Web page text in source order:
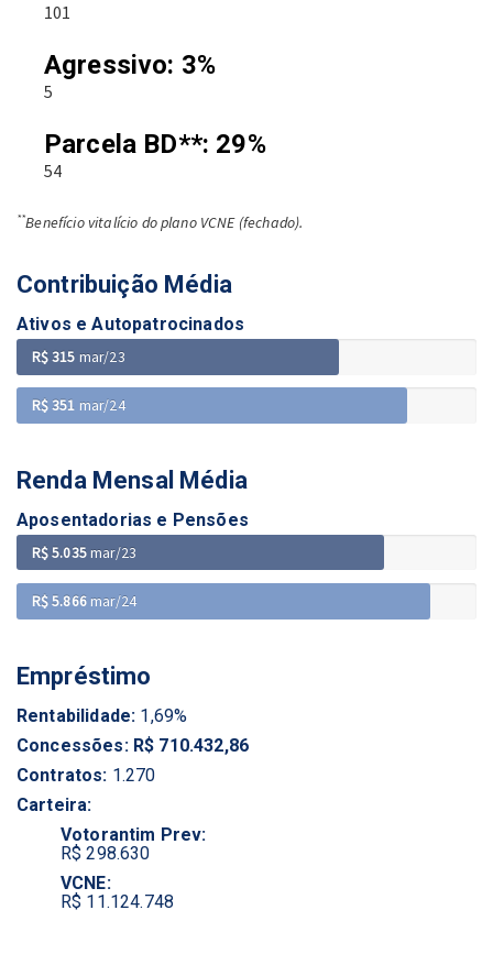
101
Agressivo: 3%
5
Parcela BD**: 29%
54
**Benefício vitalício do plano VCNE (fechado).
Contribuição Média
Ativos e Autopatrocinados
R$ 315 mar/23
R$ 351 mar/24
Renda Mensal Média
Aposentadorias e Pensões
R$ 5.035mar/23
R$ 5.866mar/24
Empréstimo
Rentabilidade: 1,69%
Concessões: R$ 710.432,86
Contratos: 1.270
Carteira:
Votorantim Prev:
R$ 298.630
VCNE:
R$ 11.124.748